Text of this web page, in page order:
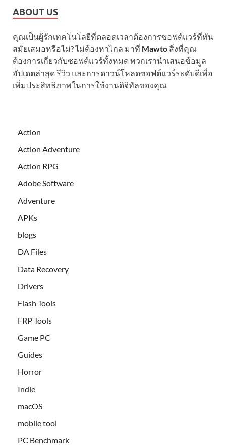
ABOUT US
คุณเป็นผู้รักเทคโนโลยีที่ตลอดเวลาต้องการซอฟต์แวร์ที่ทัน
สมัยเสมอหรือไม่? ไม่ต้องหาไกล มาที่ Mawto สิ่งที่คุณ
ต้องการเกี่ยวกับซอฟต์แวร์ทั้งหมด พวกเรานำเสนอข้อมูล
อัปเดตล่าสุด รีวิว และการดาวน์โหลดซอฟต์แวร์ระดับดีเพื่อ
เพิ่มประสิทธิภาพในการใช้งานดิจิทัลของคุณ
Action
Action Adventure
Action RPG
Adobe Software
Adventure
APKs
blogs
DA Files
Data Recovery
Drivers
Flash Tools
FRP Tools
Game PC
Guides
Horror
Indie
macOS
mobile tool
PC Benchmark